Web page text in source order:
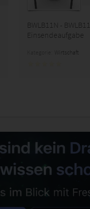
BWLB11N - BWLB11
Einsendeaufgabe
Wirtschaft